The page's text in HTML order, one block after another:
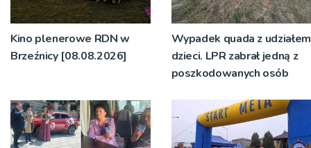
Kino plenerowe RDN w
Brzeźnicy [08.08.2026]
Wypadek quada z udziałem
dzieci. LPR zabrał jedną z
poszkodowanych osób